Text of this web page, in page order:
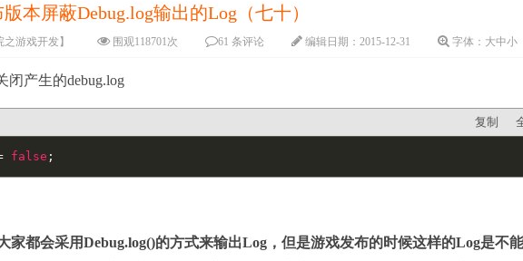
本屏蔽Debug.log输出的Log（七十）
之游戏开发】 围观118701次 61 条评论 编辑日期：2015-12-31 字体： 大中小
闭产生的debug.log
复制
false ;
家都会采用Debug.log()的方式来输出Log，但是游戏发布的时候这样的Log是不